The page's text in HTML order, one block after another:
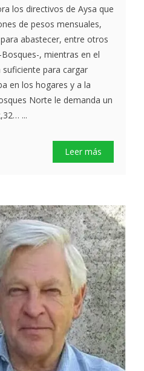
los directivos de Aysa que
de pesos mensuales,
abastecer, entre otros
, mientras en el
para cargar
en los hogares y a la
Norte le demanda un
...
Leer más